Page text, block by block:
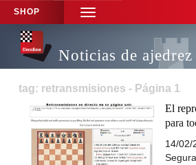
SHOP
TOGGLE
NAVIGATION
Noticias de ajedrez
tag: retransmisiones - Página 1
El
para
14/02/